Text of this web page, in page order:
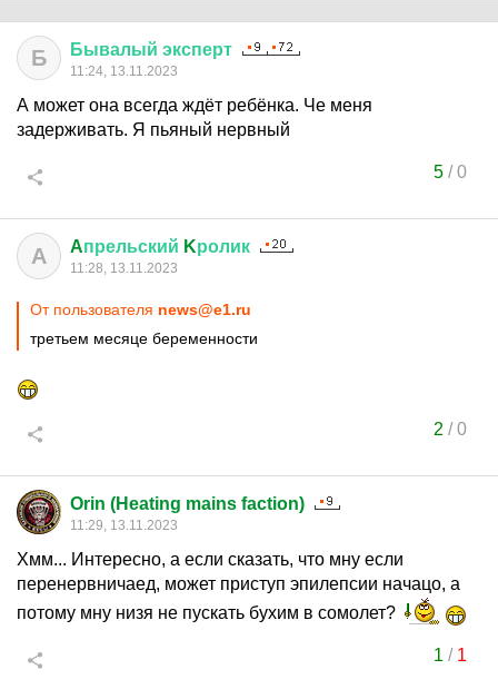
Б Бывалый эксперт
11:24, 13.11.2023
А может она всегда ждёт ребёнка. Че меня
задерживать. Я пьяный нервный
5/0
A Aпрельский Kролик
11:28, 13.11.2023
От пользователя news@e1.ru
третьем месяце беременности
2 /0
Orin (Heating mains faction)
11:29, 13.11.2023
Хмм... Интересно, а если сказать, что мну если
перенервничаед, может приступ эпилепсии начацо, а
потому мну низя не пускать бухим в сомолет?
1 / 1